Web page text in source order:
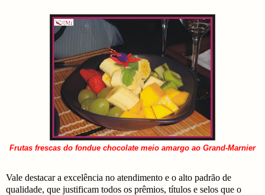
Frutas frescas do fondue chocolate meio amargo ao Grand-Marnier
Vale destacar a excelência no atendimento e o alto padrão de
qualidade, que justificam todos os prêmios, títulos e selos que o